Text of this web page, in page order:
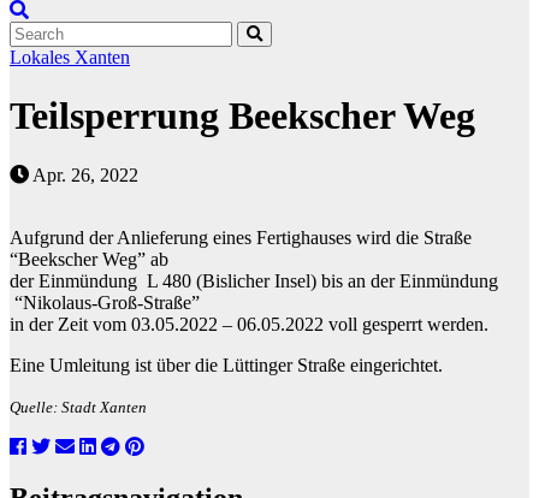
Lokales Xanten
Teilsperrung Beekscher Weg
Apr. 26, 2022
Aufgrund der Anlieferung eines Fertighauses wird die Straße
“Beekscher Weg” ab
der Einmündung L 480 (Bislicher Insel) bis an der Einmündung
“Nikolaus-Groß-Straße”
in der Zeit vom 03.05.2022 – 06.05.2022 voll gesperrt werden.
Eine Umleitung ist über die Lüttinger Straße eingerichtet.
Quelle: Stadt Xanten